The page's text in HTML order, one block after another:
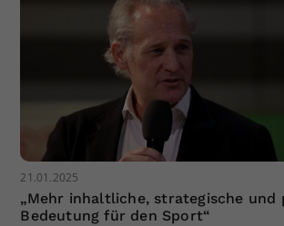
21.01.2025
„Mehr inhaltliche, strategische und
Bedeutung für den Sport“